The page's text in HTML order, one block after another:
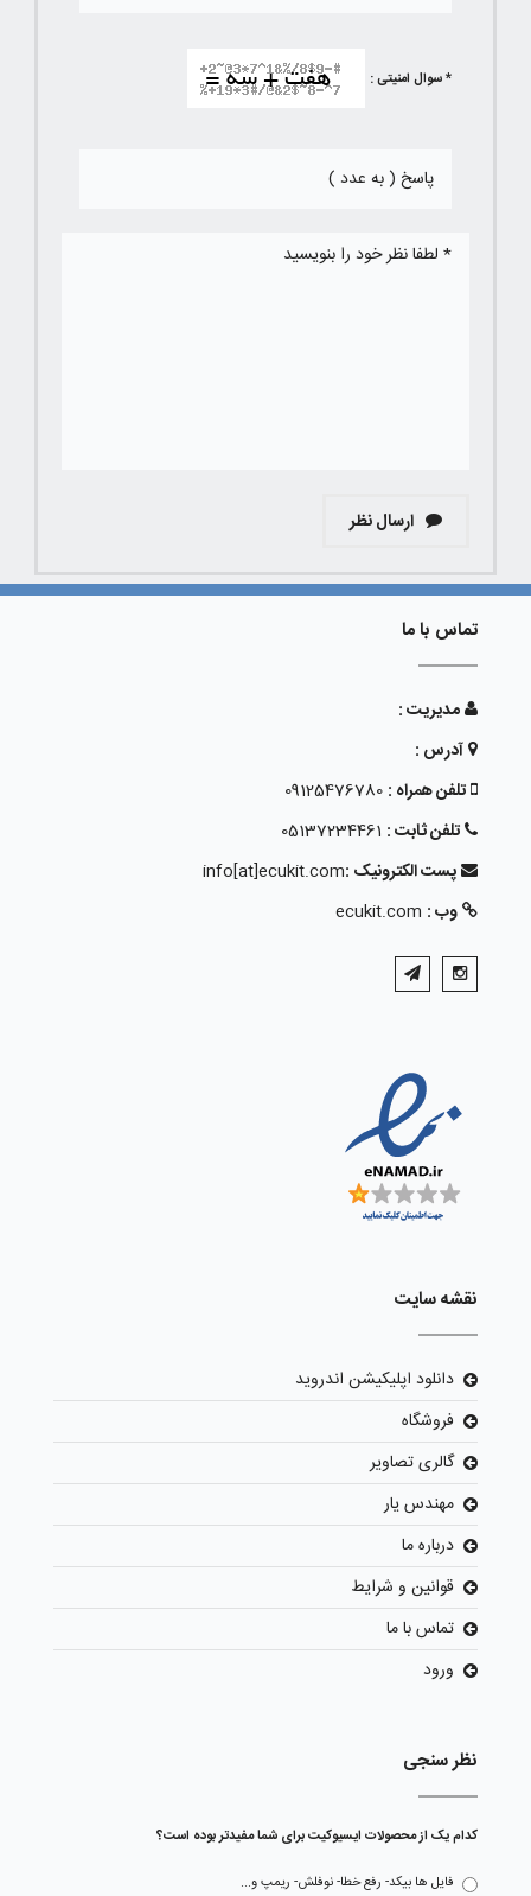
* سوال امنیتی :
ارسال نظر
تماس با ما
مدیریت :
آدرس :
تلفن همراه : 09125476780
تلفن ثابت : 05137234461
پست الکترونیک :info[at]ecukit.com
وب : ecukit.com
نقشه سایت
دانلود اپلیکیشن اندروید
فروشگاه
گالری تصاویر
مهندس یار
درباره ما
قوانین و شرایط
تماس با ما
ورود
نظر سنجی
کدام یک از محصولات ایسیوکیت برای شما مفیدتر بوده است؟
فایل ها بیکد- رفع خطا- نوفلش- ریمپ و...